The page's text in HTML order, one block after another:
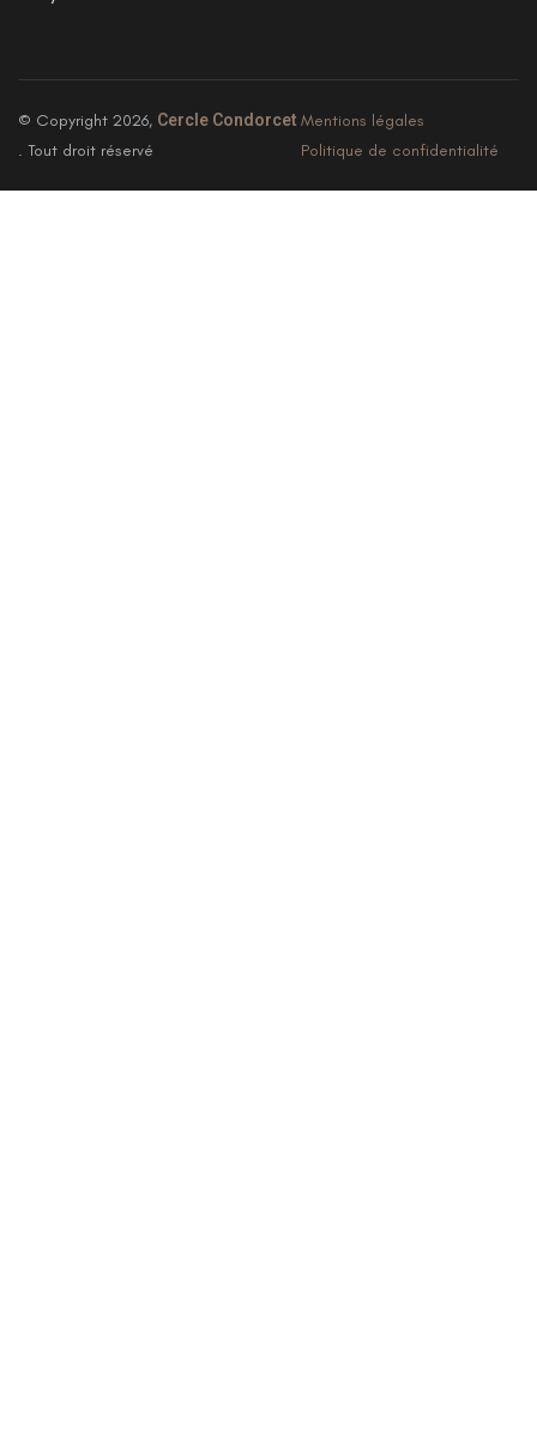
© Copyright 2026, Cercle Condorcet
. Tout droit réservé
Mentions légales
Politique de confidentialité